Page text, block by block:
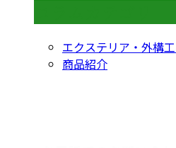
エクステリア・外構
商品紹介